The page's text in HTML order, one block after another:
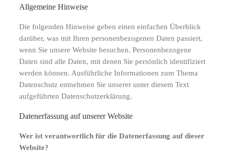
Allgemeine Hinweise
Die folgenden Hinweise geben einen einfachen Überblick
darüber, was mit Ihren personenbezogenen Daten passiert,
wenn Sie unsere Website besuchen. Personenbezogene
Daten sind alle Daten, mit denen Sie persönlich identifiziert
werden können. Ausführliche Informationen zum Thema
Datenschutz entnehmen Sie unserer unter diesem Text
aufgeführten Datenschutzerklärung.
Datenerfassung auf unserer Website
Wer ist verantwortlich für die Datenerfassung auf dieser
Website?